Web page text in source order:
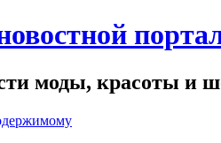
моды, красоты и